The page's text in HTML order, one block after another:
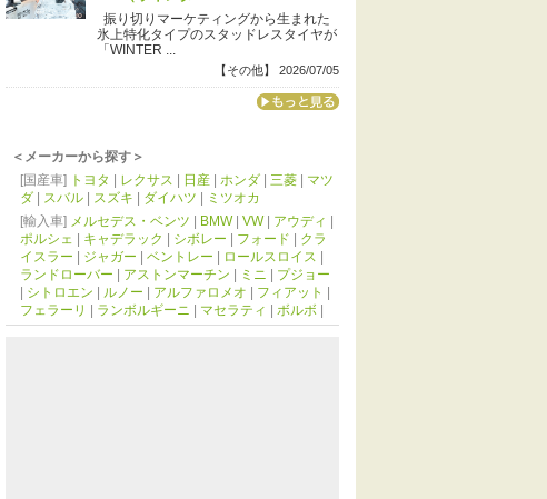
振り切りマーケティングから生まれた
氷上特化タイプのスタッドレスタイヤが
「WINTER ...
【その他】 2026/07/05
＜メーカーから探す＞
[国産車] トヨタ レクサス 日産 ホンダ 三菱
マツ
ダ
スバル スズキ ダイハツ
ミツオカ
[輸入車] メルセデス・ベンツ BMW| VW| アウディ
ポルシェ
キャデラック シボレー フォード
クラ
イスラー
ジャガー ベントレー ロールスロイス
ランドローバー
アストンマーチン ミニ
プジョー
シトロエン ルノー アルファロメオ フィアット
フェラーリ
ランボルギーニ マセラティ ボルボ